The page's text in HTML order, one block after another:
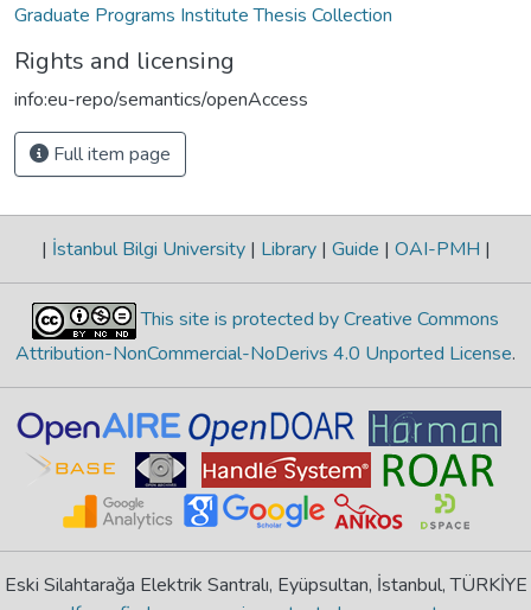
Graduate Programs Institute Thesis Collection
Rights and licensing
info:eu-repo/semantics/openAccess
Full item page
| İstanbul Bilgi University | Library | Guide | OAI-PMH |
This site is protected by Creative Commons
Attribution-NonCommercial-NoDerivs 4.0 Unported License.
Eski Silahtarağa Elektrik Santralı, Eyüpsultan, İstanbul, TÜRKİYE